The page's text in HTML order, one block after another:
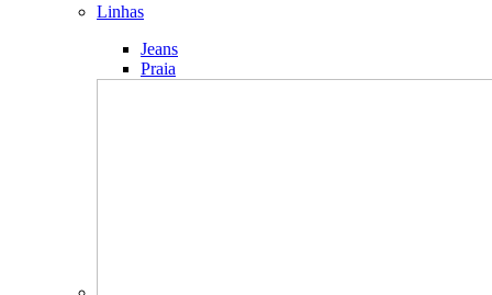
Linhas
Jeans
Praia